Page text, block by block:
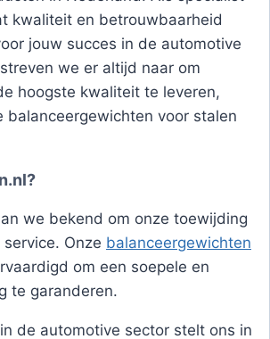
kwaliteit en betrouwbaarheid
jouw succes in de automotive
we er altijd naar om
hoogste kwaliteit te leveren,
balanceergewichten voor stalen
we bekend om onze toewijding
Onze balanceergewichten
om een soepele en
te garanderen.
de automotive sector stelt ons in